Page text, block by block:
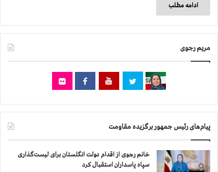
ادامه مطلب
مریم رجوی
پیام‌های رئیس جمهور برگزیده مقاومت
خانم رجوی از اقدام دولت انگلستان برای لیست‌گذاری
سپاه پاسداران استقبال کرد